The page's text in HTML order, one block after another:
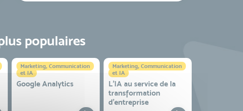
populaires
Marketing, Communication
et IA
Google Analytics
Marketing, Communication
et IA
L'IA au service de la
transformation
d'entreprise